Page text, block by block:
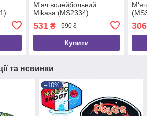
М'яч волейбольний
Mikasa (MS2334)
531₴ 590 ₴
Купити
306
та новинки
–10%